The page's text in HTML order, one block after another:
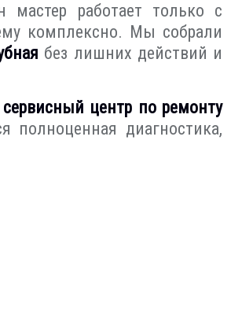
мастер работает только с
комплексно. Мы собрали
без лишних действий и
сервисный центр по ремонту
полноценная диагностика,